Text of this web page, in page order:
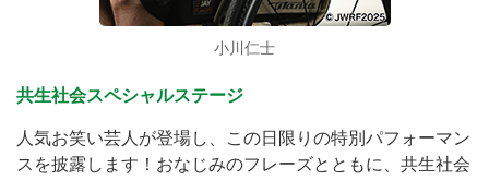
小川仁士
共生社会スペシャルステージ
人気お笑い芸人が登場し、この日限りの特別パフォーマン
スを披露します！おなじみのフレーズとともに、共生社会